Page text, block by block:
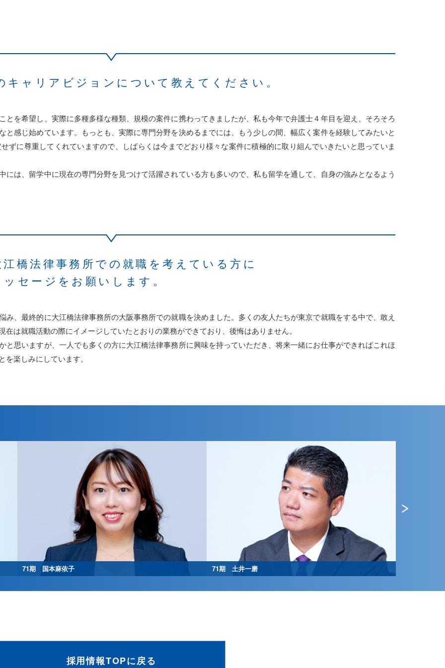
キャリアビジョンについて 教えてください。
とを希望し、実際に多種多様な種類、規模の案件に携わってきましたが、私も今年で弁護士４年目を迎え、そろそろ
と感じ始めています。もっとも、実際に専門分野を決めるまでには、もう少しの間、幅広く案件を経験してみたいと
ずに尊重してくれていますので、しばらくは今までどおり様々な案件に積極的に取り組んでいきたいと思っていま
は、留学中に現在の専門分野を見つけて活躍されている方も多いので、私も留学を通して、自身の強みとなるよう
江橋法律事務所での就職を考えている方に
ッセージをお願いします。
、最終的に大江橋法律事務所の大阪事務所での就職を決めました。多くの友人たちが東京で就職をする中で、敢え
は就職活動の際にイメージしていたとおりの業務ができており、後悔はありません。
と思いますが、一人でも多くの方に大江橋法律事務所に興味を持っていただき、将来一緒にお仕事ができればこれほ
楽しみにしています。
71期 国本麻依子 71期 土井一磨
採用情報TOPに戻る